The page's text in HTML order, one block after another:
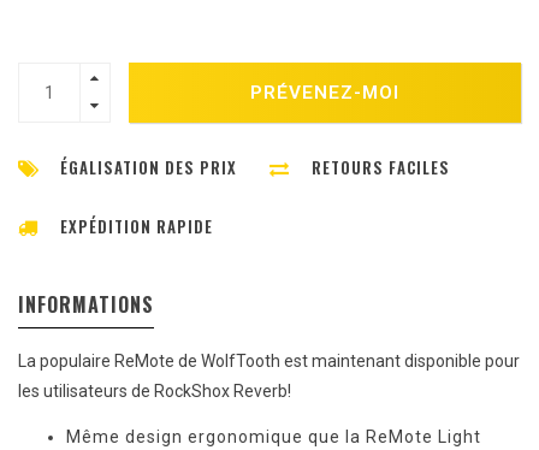
PRÉVENEZ-MOI
ÉGALISATION DES PRIX RETOURS FACILES
EXPÉDITION RAPIDE
INFORMATIONS
La populaire ReMote de WolfTooth est maintenant disponible pour
les utilisateurs de RockShox Reverb!
Même design ergonomique que la ReMote Light